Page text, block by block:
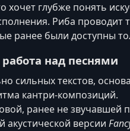
хочет глубже понять
Риба проводит
ранее были доступны
над песнями
сильных текстов,
кантри-композиций.
ранее не звучавшей
акустической версии